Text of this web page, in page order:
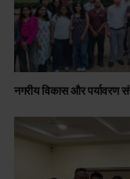
नगरीय विकास और पर्यावरण